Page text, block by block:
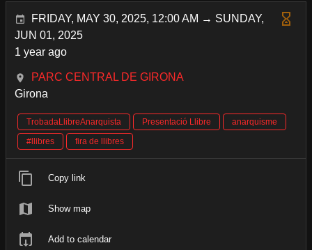
FRIDAY, MAY 30, 2025, 12:00 AM → SUNDAY,
JUN 01, 2025
1 year ago
PARC CENTRAL DE GIRONA
Girona
TrobadaLlibreAnarquista Presentació Llibre
anarquisme
#llibres
fira de llibres
Copy link
Show map
Add to calendar